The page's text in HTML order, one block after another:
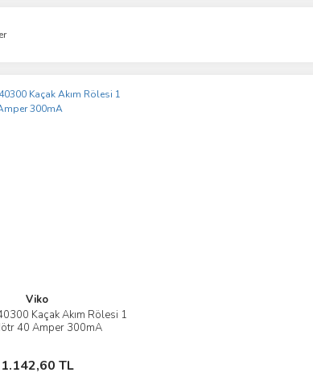
Viko
Kaçak Akım Rölesi 1
40 Amper 300mA
1.142,60 TL
İncele
Sepete Ekle